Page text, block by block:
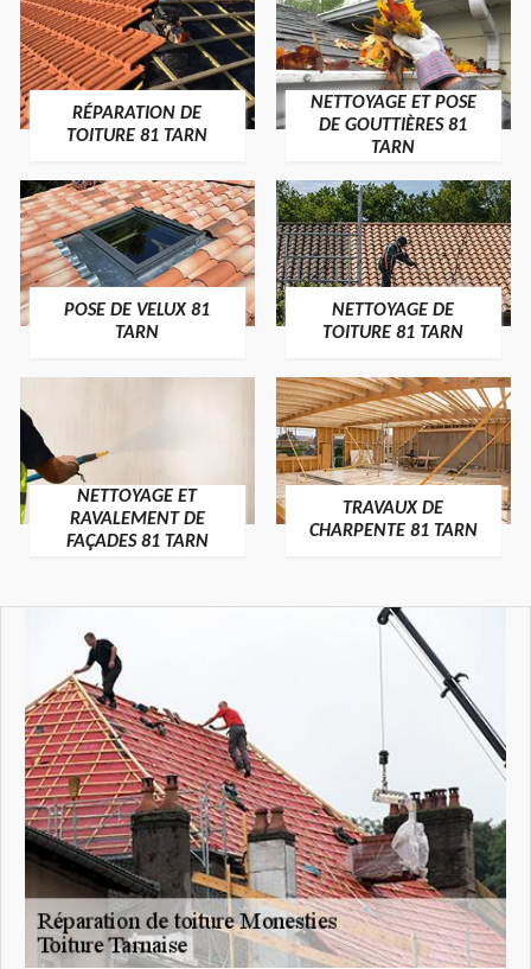
RÉPARATION DE
TOITURE 81 TARN
NETTOYAGE ET POSE
DE GOUTTIÈRES 81
TARN
POSE DE VELUX 81
TARN
NETTOYAGE DE
TOITURE 81 TARN
NETTOYAGE ET
RAVALEMENT DE
FAÇADES 81 TARN
TRAVAUX DE
CHARPENTE 81 TARN